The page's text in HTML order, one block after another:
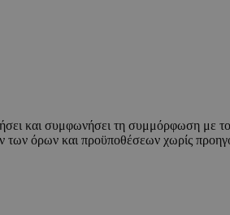
και συμφωνήσει τη συμμόρφωση με
όρων και προϋποθέσεων χωρίς